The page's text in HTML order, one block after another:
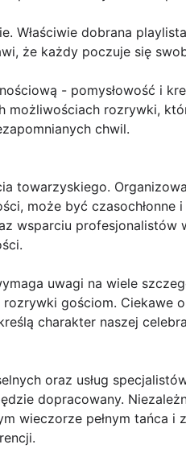
Właściwie dobrana
że każdy poczuje się
- pomysłowość i
rozrywki,
chwil.
towarzyskiego.
może być czasochłonne
wsparciu profesjonalistów
uwagi na wiele
gościom. Ciekawe
charakter naszej
oraz usług
dopracowany.
wieczorze pełnym tańca i